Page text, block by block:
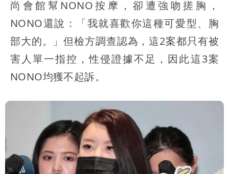
尚會館幫NONO按摩，卻遭強吻搓胸，
NONO還說：「我就喜歡你這種可愛型、胸
部大的。」但檢方調查認為，這2案都只有被
害人單一指控，性侵證據不足，因此這3案
NONO均獲不起訴。